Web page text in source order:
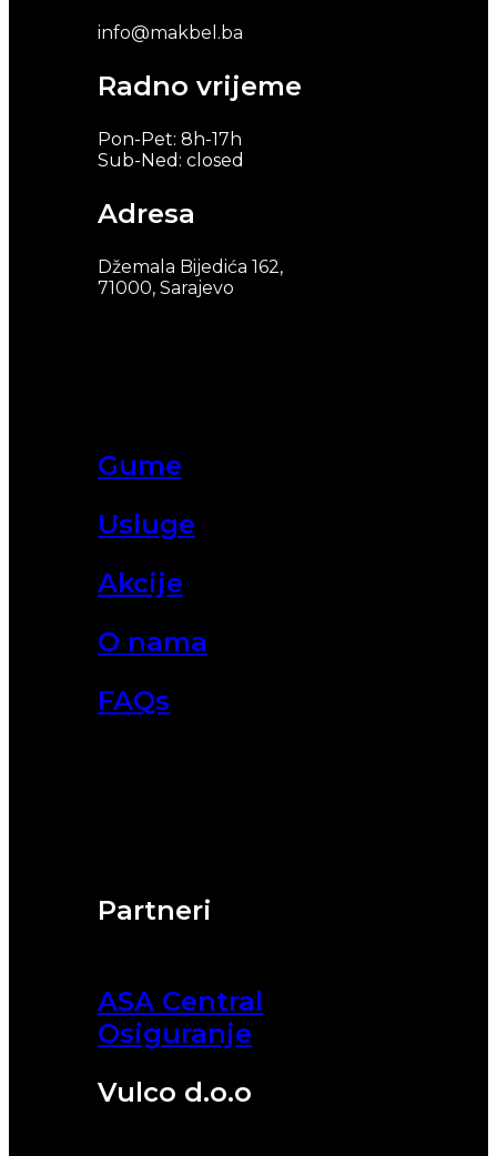
Partneri
ASA Central
Osiguranje
Vulco d.o.o
Gume
Usluge
Akcije
O nama
FAQs
info@makbel.ba
Radno vrijeme
Pon-Pet: 8h-17h
Sub-Ned: closed
Adresa
Džemala Bijedića 162,
71000, Sarajevo